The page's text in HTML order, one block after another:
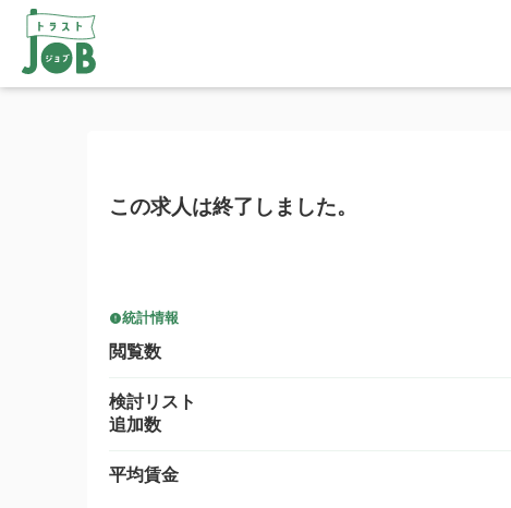
この求人は終了しました。
統計情報
閲覧数
検討リスト
追加数
平均賃金